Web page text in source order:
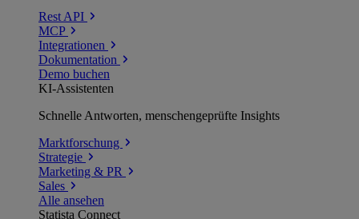
Rest API
MCP
Integrationen
Dokumentation
Demo buchen
KI-Assistenten
Schnelle Antworten, menschengeprüfte Insights
Marktforschung
Strategie
Marketing & PR
Sales
Alle ansehen
Statista Connect